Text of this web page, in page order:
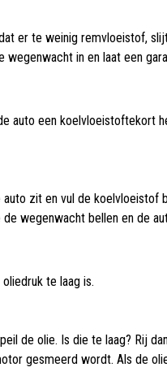
er te weinig remvloeistof,
in en laat een
auto een
zit en vul de
wegenwacht bellen en de
te laag is.
de olie. Is die te laag? Rij
gesmeerd wordt. Als de